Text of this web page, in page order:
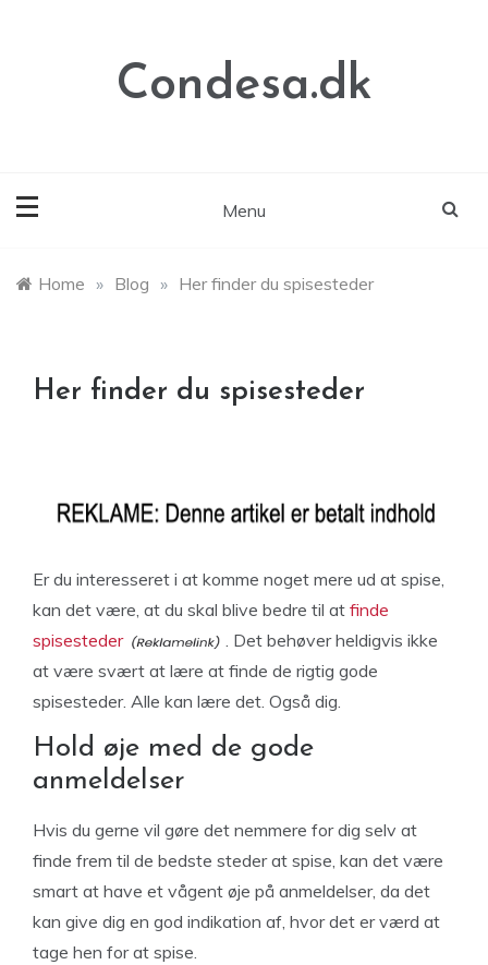
Condesa.dk
Menu
Home » Blog » Her finder du spisesteder
Her finder du spisesteder
Er du interesseret i at komme noget mere ud at spise,
kan det være, at du skal blive bedre til at finde
spisesteder
. Det behøver heldigvis ikke
at være svært at lære at finde de rigtig gode
spisesteder. Alle kan lære det. Også dig.
Hold øje med de gode
anmeldelser
Hvis du gerne vil gøre det nemmere for dig selv at
finde frem til de bedste steder at spise, kan det være
smart at have et vågent øje på anmeldelser, da det
kan give dig en god indikation af, hvor det er værd at
tage hen for at spise.